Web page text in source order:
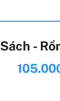
Sách -